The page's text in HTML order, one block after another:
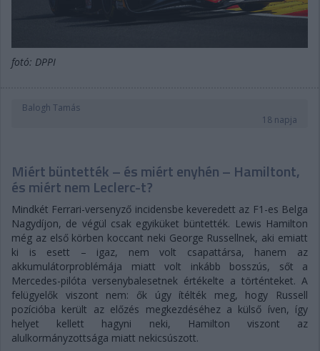
fotó: DPPI
Balogh Tamás
18 napja
Miért büntették – és miért enyhén – Hamiltont,
és miért nem Leclerc-t?
Mindkét Ferrari-versenyző incidensbe keveredett az F1-es Belga
Nagydíjon, de végül csak egyiküket büntették. Lewis Hamilton
még az első körben koccant neki George Russellnek, aki emiatt
ki is esett – igaz, nem volt csapattársa, hanem az
akkumulátorproblémája miatt volt inkább bosszús, sőt a
Mercedes-pilóta versenybalesetnek értékelte a történteket. A
felügyelők viszont nem: ők úgy ítélték meg, hogy Russell
pozícióba került az előzés megkezdéséhez a külső íven, így
helyet kellett hagyni neki, Hamilton viszont az
alulkormányzottsága miatt nekicsúszott.